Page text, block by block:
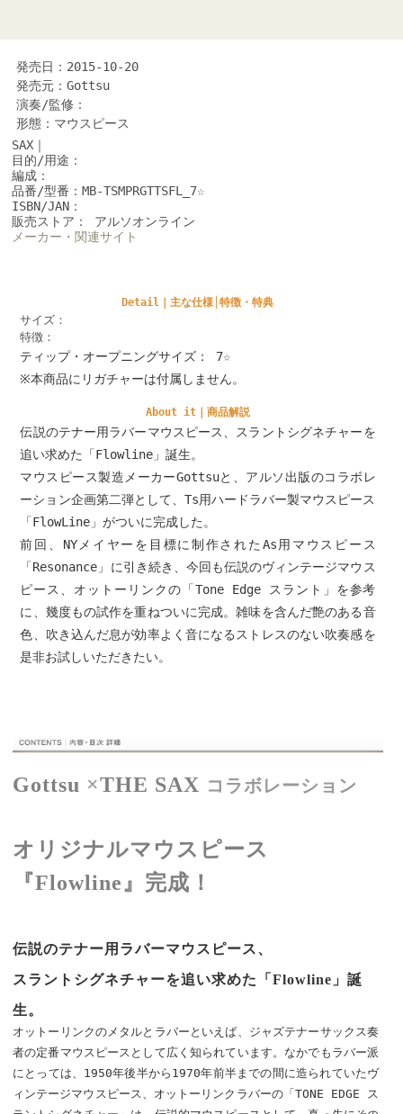
発売日：2015-10-20
発売元：Gottsu
演奏/監修：
形態：マウスピース
SAX｜
目的/用途：
編成：
品番/型番：MB-TSMPRGTTSFL_7☆
ISBN/JAN：
販売ストア： アルソオンライン
メーカー・関連サイト
Detail｜主な仕様│特徴・特典
サイズ：
特徴：
ティップ・オープニングサイズ： 7☆
※本商品にリガチャーは付属しません。
About it｜商品解説
伝説のテナー用ラバーマウスピース、スラントシグネチャーを
追い求めた「Flowline」誕生。
マウスピース製造メーカーGottsuと、アルソ出版のコラボレ
ーション企画第二弾として、Ts用ハードラバー製マウスピース
「FlowLine」がついに完成した。
前回、NYメイヤーを目標に制作されたAs用マウスピース
「Resonance」に引き続き、今回も伝説のヴィンテージマウス
ピース、オットーリンクの「Tone Edge スラント」を参考
に、幾度もの試作を重ねついに完成。雑味を含んだ艶のある音
色、吹き込んだ息が効率よく音になるストレスのない吹奏感を
是非お試しいただきたい。
Gottsu ×THE SAX コラボレーション
オリジナルマウスピース
『Flowline』完成！
伝説のテナー用ラバーマウスピース、
スラントシグネチャーを追い求めた「Flowline」誕
生。
オットーリンクのメタルとラバーといえば、ジャズテナーサックス奏
者の定番マウスピースとして広く知られています。なかでもラバー派
にとっては、1950年後半から1970年前半までの間に造られていたヴ
ィンテージマウスピース、オットーリンクラバーの「TONE EDGE ス